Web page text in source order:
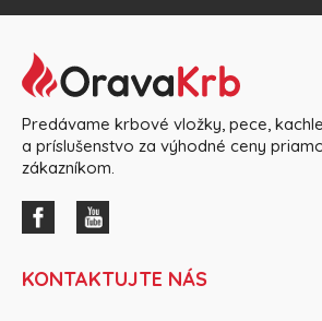
Predávame krbové vložky, pece,
a príslušenstvo za výhodné ceny
zákazníkom.
KONTAKTUJTE NÁS